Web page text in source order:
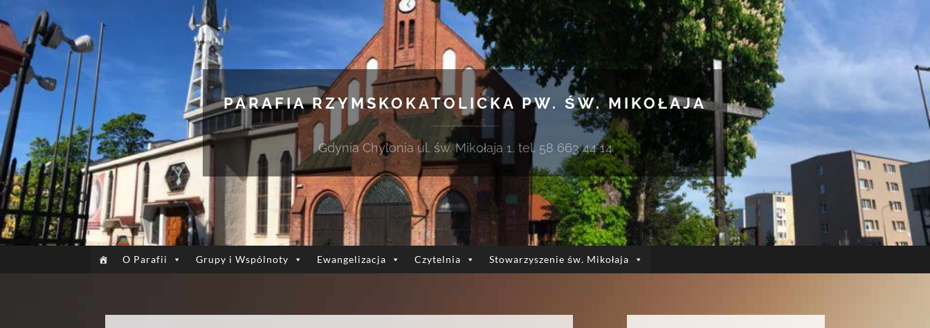
PARAFIA RZYMSKOKATOLICKA PW. ŚW. MIKOŁAJA
Gdynia Chylonia ul. św. Mikołaja 1, tel. 58 663 44 14
O Parafii Grupy i Wspólnoty Ewangelizacja Czytelnia Stowarzyszenie św. Mikołaja